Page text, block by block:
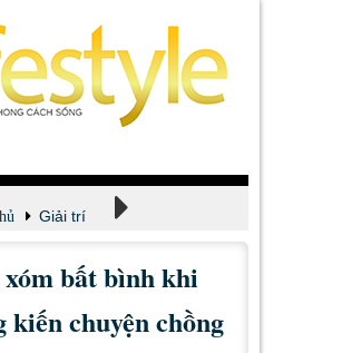
Giải trí
- Đọcbất bình khi
kiến chuyện chồng